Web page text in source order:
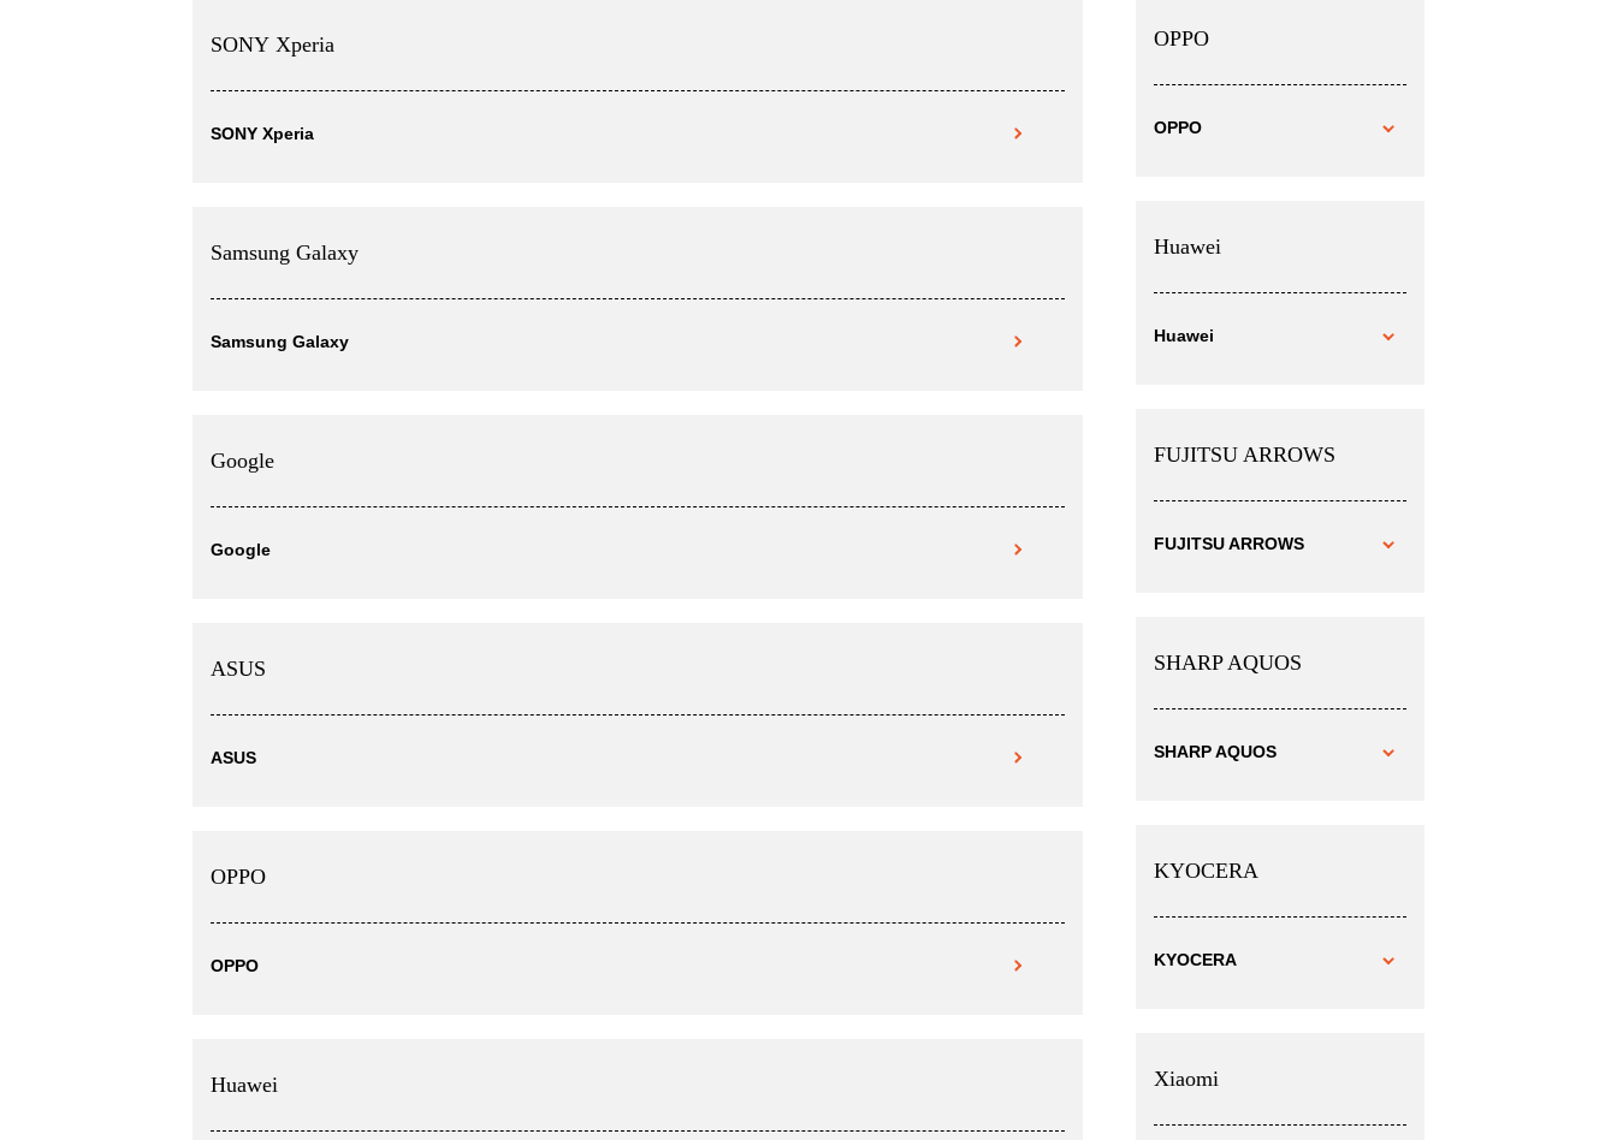
SONY Xperia
SONY Xperia
Samsung Galaxy
Samsung Galaxy
Google
Google
ASUS
ASUS
OPPO
OPPO
Huawei
OPPO
OPPO
Huawei
Huawei
FUJITSU ARROWS
FUJITSU ARROWS
SHARP AQUOS
SHARP AQUOS
KYOCERA
KYOCERA
Xiaomi